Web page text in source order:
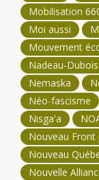
Mobilisation
Moi aussi
Mouvement
Nadeau-Dubois
Nemaska
Néo-fascisme
Nisga'a
Nouveau Front
Nouveau
Nouvelle